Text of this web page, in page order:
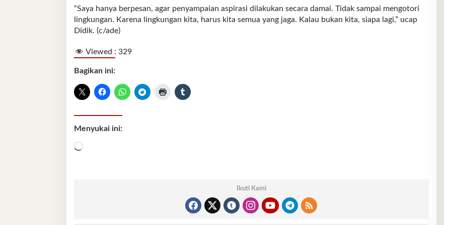
“Saya hanya berpesan, agar penyampaian aspirasi dilakukan secara damai. Tidak sampai mengotori
lingkungan. Karena lingkungan kita, harus kita semua yang jaga. Kalau bukan kita, siapa lagi,” ucap
Didik. (c/ade)
Viewed : 329
Bagikan ini:
Menyukai ini:
Memuat...
Ikuti Kami